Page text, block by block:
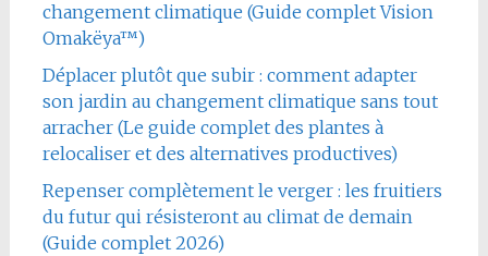
changement climatique (Guide complet Vision
Omakëya™)
Déplacer plutôt que subir : comment adapter
son jardin au changement climatique sans tout
arracher (Le guide complet des plantes à
relocaliser et des alternatives productives)
Repenser complètement le verger : les fruitiers
du futur qui résisteront au climat de demain
(Guide complet 2026)